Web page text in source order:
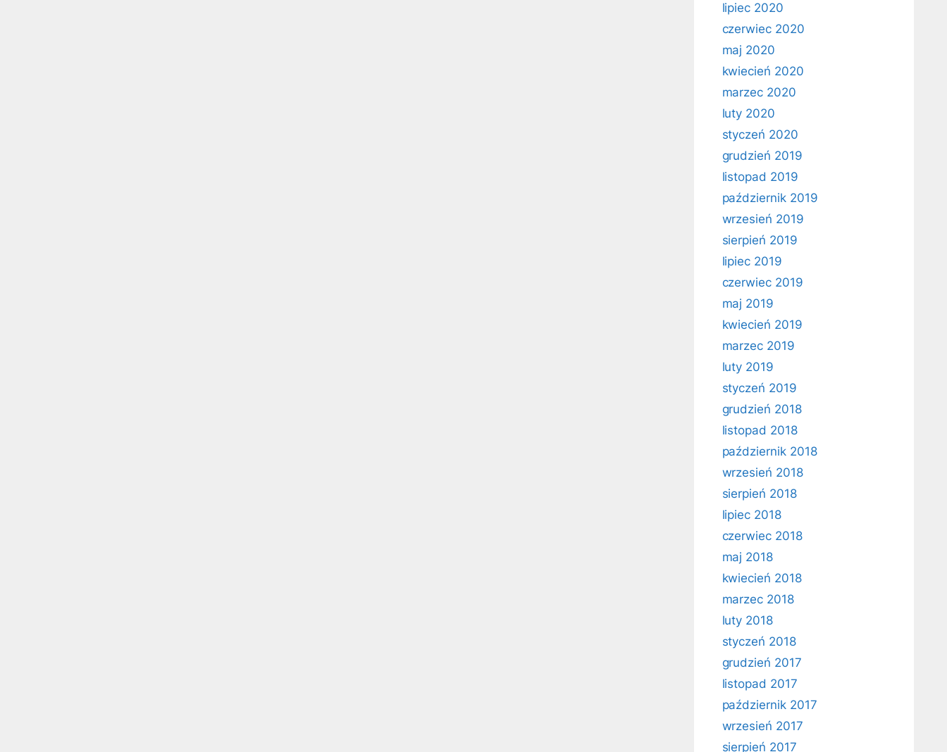
lipiec 2020
czerwiec 2020
maj 2020
kwiecień 2020
marzec 2020
luty 2020
styczeń 2020
grudzień 2019
listopad 2019
październik 2019
wrzesień 2019
sierpień 2019
lipiec 2019
czerwiec 2019
maj 2019
kwiecień 2019
marzec 2019
luty 2019
styczeń 2019
grudzień 2018
listopad 2018
październik 2018
wrzesień 2018
sierpień 2018
lipiec 2018
czerwiec 2018
maj 2018
kwiecień 2018
marzec 2018
luty 2018
styczeń 2018
grudzień 2017
listopad 2017
październik 2017
wrzesień 2017
sierpień 2017